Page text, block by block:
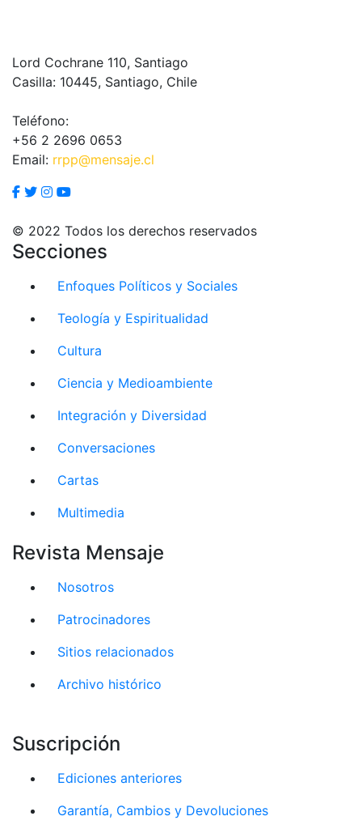
Lord Cochrane 110, Santiago
Casilla: 10445, Santiago, Chile
Teléfono:
+56 2 2696 0653
Email: rrpp@mensaje.cl
© 2022 Todos los derechos reservados
Secciones
Enfoques Políticos y Sociales
Teología y Espiritualidad
Cultura
Ciencia y Medioambiente
Integración y Diversidad
Conversaciones
Cartas
Multimedia
Revista Mensaje
Nosotros
Patrocinadores
Sitios relacionados
Archivo histórico
Suscripción
Ediciones anteriores
Garantía, Cambios y Devoluciones